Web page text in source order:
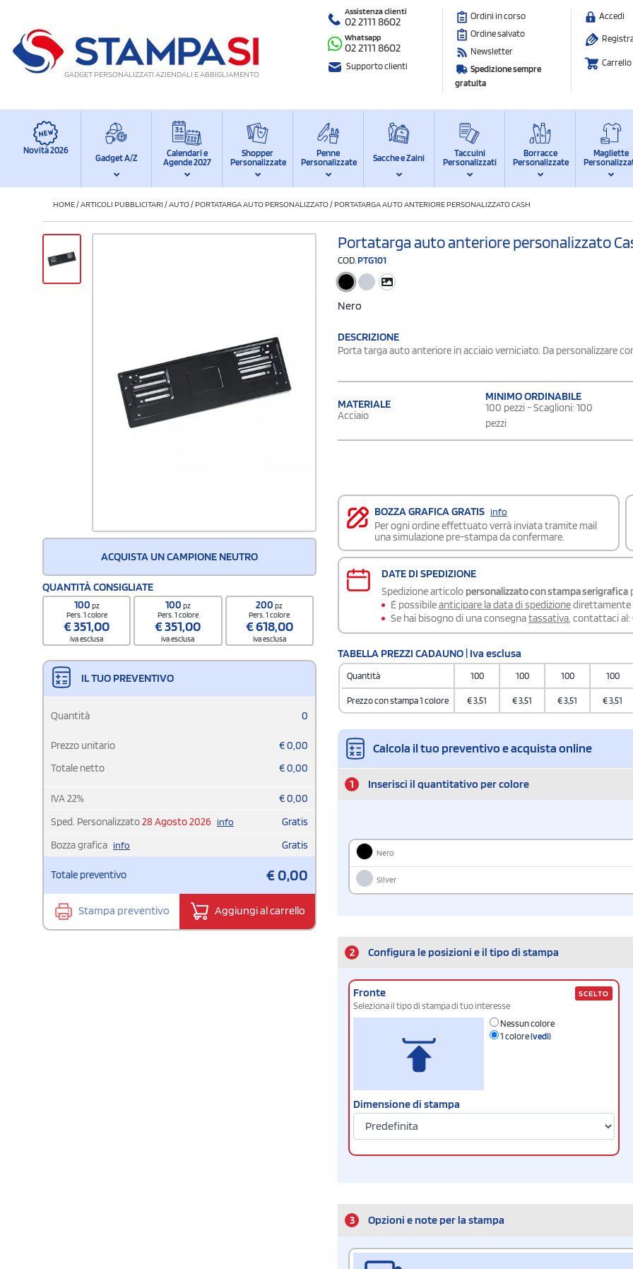
GADGET PERSONALIZZATI AZIENDALI E ABBIGLIAMENTO
Assistenza clienti
02 2111 8602
Whatsapp
02 2111 8602
Supporto clienti
Ordini in corso
Ordine salvato
Newsletter
Spedizione sempre
gratuita
Accedi
Carrello
Novità 2026
Gadget A/Z
Calendari e
Agende 2027
Shopper
Personalizzate
Penne
Personalizzate
Sacche e Zaini
Taccuini
Personalizzati
Borracce
Personalizzate
Magliette
HOME/ARTICOLI PUBBLICITARI /AUTO/PORTATARGA AUTO PERSONALIZZATO/PORTATARGA AUTO ANTERIORE PERSONALIZZATO CASH
ACQUISTA UN CAMPIONE NEUTRO
QUANTITÀ CONSIGLIATE
100 pz
Pers. 1 colore
€351,00
iva esclusa
100 pz
Pers. 1 colore
€351,00
iva esclusa
200pz
Pers. 1 colore
€618,00
iva esclusa
IL TUO PREVENTIVO
Quantità 0
Prezzo unitario €0,00
Totale netto
€0,00
IVA22% €0,00
Sped. Personalizzato28 Agosto 2026 info
Gratis
Bozza grafica info Gratis
Totale preventivo €0,00
Stampa preventivo Aggiungi al carrello
Portatarga auto anteriore personalizzato
COD. PTG101
Nero
DESCRIZIONE
Porta targa auto anteriore in acciaio verniciato. Da personalizzare
MATERIALE
Acciaio
MINIMO ORDINABILE
100 pezzi - Scaglioni: 100
pezzi
BOZZA GRAFICA GRATIS info
Per ogni ordine effettuato verrà inviata tramite mail
una simulazione pre-stampa da confermare.
DATE DI SPEDIZIONE
Spedizione articolo personalizzato con stampa serigrafica
É possibileanticipare la data di spedizionedirettamente
Se hai bisogno di una consegnatassativa , contattaci al:
TABELLA PREZZI CADAUNO | Iva esclusa
Quantità 100 100 100 100
Prezzo con stampa 1 colore €3,51 €3,51 €3,51 €3,51
Calcola il tuo preventivo e acquista online
1 Inserisci il quantitativo per colore
Nero
Silver
2 Configura le posizioni e il tipo di stampa
Fronte
Seleziona il tipo di stampa di tuo interesse
Nessun colore
1 colore(vedi)
Dimensione di stampa
SCELTO
3 Opzioni e note per la stampa